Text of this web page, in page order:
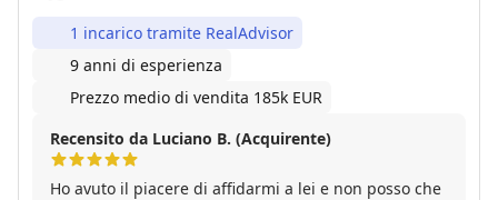
1 incarico tramite RealAdvisor
9 anni di esperienza
Prezzo medio di vendita 185k EUR
Recensito da Luciano B. (Acquirente)
Ho avuto il piacere di affidarmi a lei e non posso che